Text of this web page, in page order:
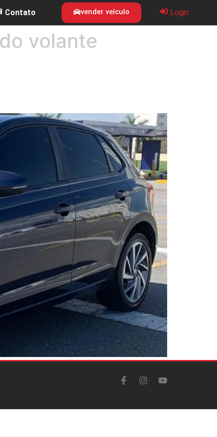
Contato vender veículo Login
volante